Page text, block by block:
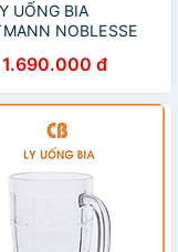
UỐNG BIA
NOBLESSE
hãng
1.690.000 đ